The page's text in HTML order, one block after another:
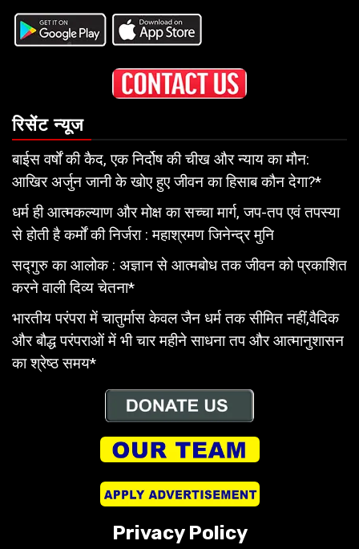
रिसेंट न्यूज
बाईस वर्षों की कैद, एक निर्दोष की चीख और न्याय का मौन:
आखिर अर्जुन जानी के खोए हुए जीवन का हिसाब कौन देगा?*
धर्म ही आत्मकल्याण और मोक्ष का सच्चा मार्ग, जप-तप एवं तपस्या
से होती है कर्मों की निर्जरा : महाश्रमण जिनेन्द्र मुनि
सद्गुरु का आलोक : अज्ञान से आत्मबोध तक जीवन को प्रकाशित
करने वाली दिव्य चेतना*
भारतीय परंपरा में चातुर्मास केवल जैन धर्म तक सीमित नहीं,वैदिक
और बौद्ध परंपराओं में भी चार महीने साधना तप और आत्मानुशासन
का श्रेष्ठ समय*
Privacy Policy